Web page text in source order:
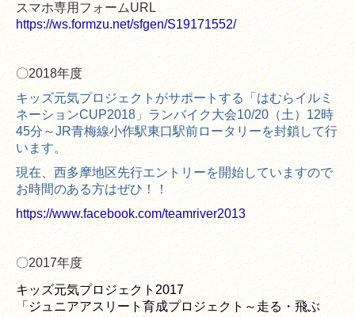
スマホ専用フォームURL
https://ws.formzu.net/sfgen/S19171552/
〇2018年度
キッズ元気プロジェクトがサポートする「はむらイルミ
ネーションCUP2018」ランバイク大会10/20（土）12時
45分～JR青梅線小作駅東口駅前ロータリーを封鎖して行
います。
現在、西多摩地区先行エントリーを開始していますので
お時間のある方はぜひ！！
https://www.facebook.com/teamriver2013
〇2017年度
キッズ元気プロジェクト2017
「ジュニアアスリート育成プロジェクト～走る・飛ぶ